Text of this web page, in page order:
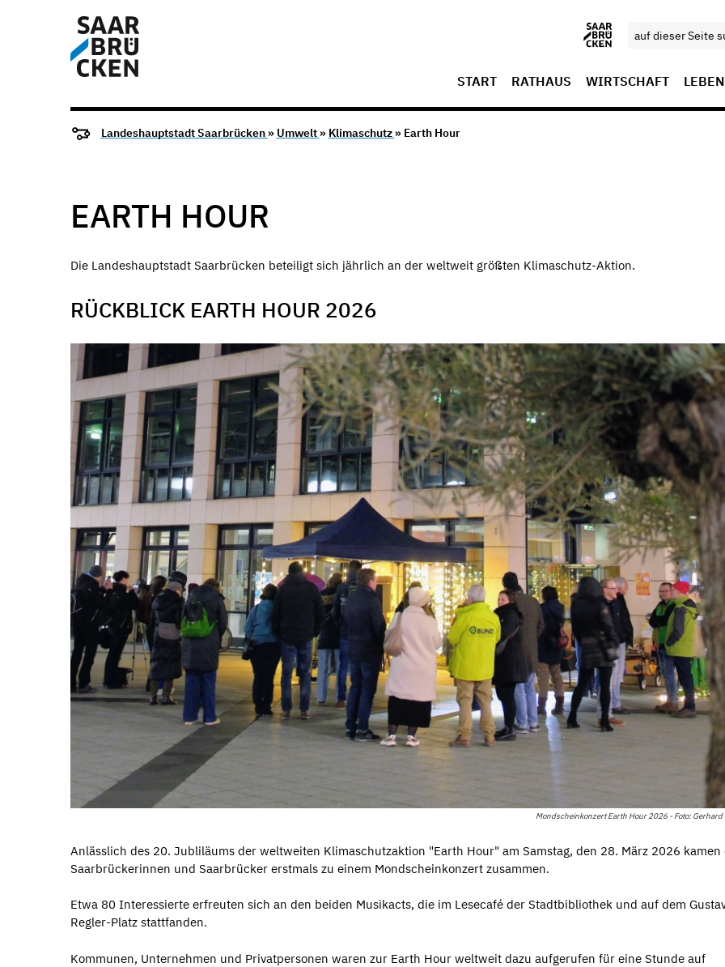
START RATHAUS WIRTSCHAFT LEBEN
Landeshauptstadt Saarbrücken » Umwelt » Klimaschutz » Earth Hour
EARTH HOUR
Die Landeshauptstadt Saarbrücken beteiligt sich jährlich an der weltweit größten Klimaschutz-Aktion.
RÜCKBLICK EARTH HOUR 2026
Mondscheinkonzert Earth Hour 2026 - Foto: Gerhard
Anlässlich des 20. Jubliläums der weltweiten Klimaschutzaktion "Earth Hour" am Samstag, den 28. März 2026 kamen
Saarbrückerinnen und Saarbrücker erstmals zu einem Mondscheinkonzert zusammen.
Etwa 80 Interessierte erfreuten sich an den beiden Musikacts, die im Lesecafé der Stadtbibliothek und auf dem
Regler-Platz stattfanden.
Kommunen, Unternehmen und Privatpersonen waren zur Earth Hour weltweit dazu aufgerufen für eine Stunde auf